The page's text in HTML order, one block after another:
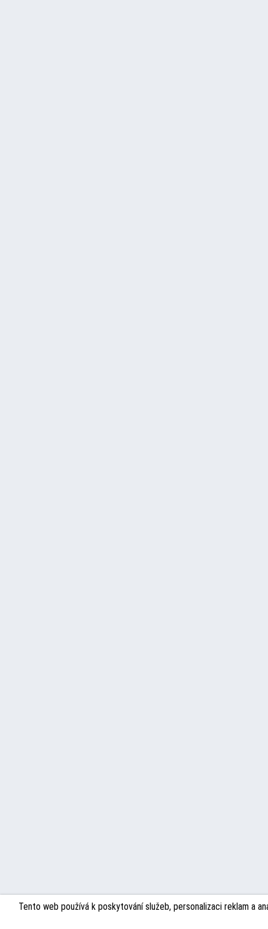
Tento web používá k poskytování služeb, personalizaci reklam a